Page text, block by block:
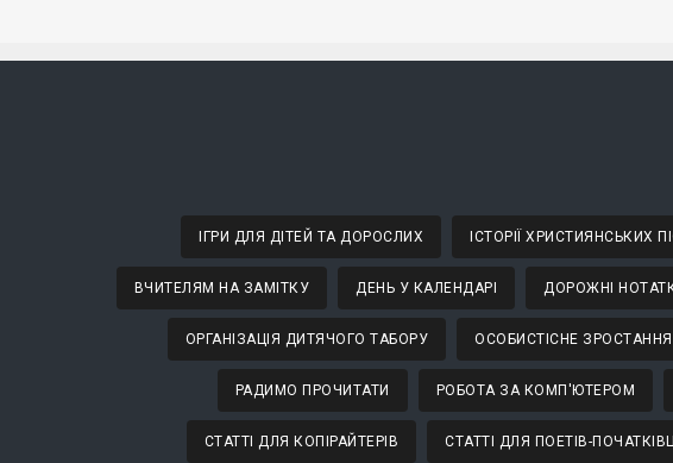
ІГРИ ДЛЯ ДІТЕЙ ТА ДОРОСЛИХ ІСТОРІЇ ХРИСТИЯНСЬКИХ
ВЧИТЕЛЯМ НА ЗАМІТКУ ДЕНЬ У КАЛЕНДАРІ ДОРОЖНІ
ОРГАНІЗАЦІЯ ДИТЯЧОГО ТАБОРУ ОСОБИСТІСНЕ ЗРОСТАННЯ
РАДИМО ПРОЧИТАТИ РОБОТА ЗА КОМП'ЮТЕРОМ
СТАТТІ ДЛЯ КОПІРАЙТЕРІВ СТАТТІ ДЛЯ ПОЕТІВ-